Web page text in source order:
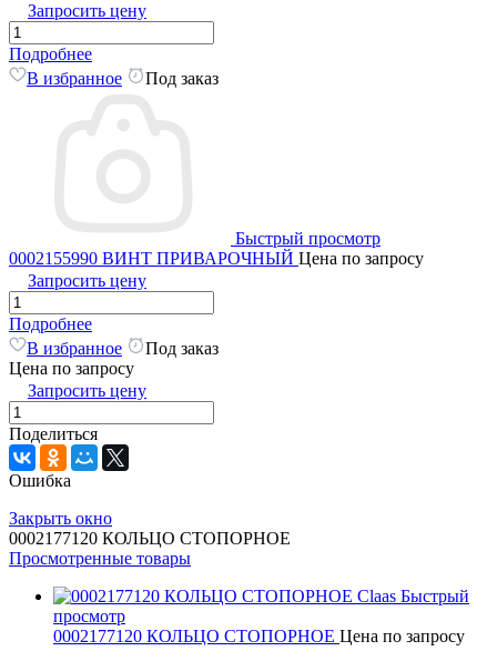
Запросить цену
Подробнее
В избранное
Под заказ
Быстрый просмотр
0002155990 ВИНТ ПРИВАРОЧНЫЙ Цена по запросу
Запросить цену
Подробнее
В избранное
Под заказ
Цена по запросу
Запросить цену
Поделиться
Ошибка
Закрыть окно
0002177120 КОЛЬЦО СТОПОРНОЕ
Просмотренные товары
Быстрый
просмотр
0002177120 КОЛЬЦО СТОПОРНОЕ Цена по запросу